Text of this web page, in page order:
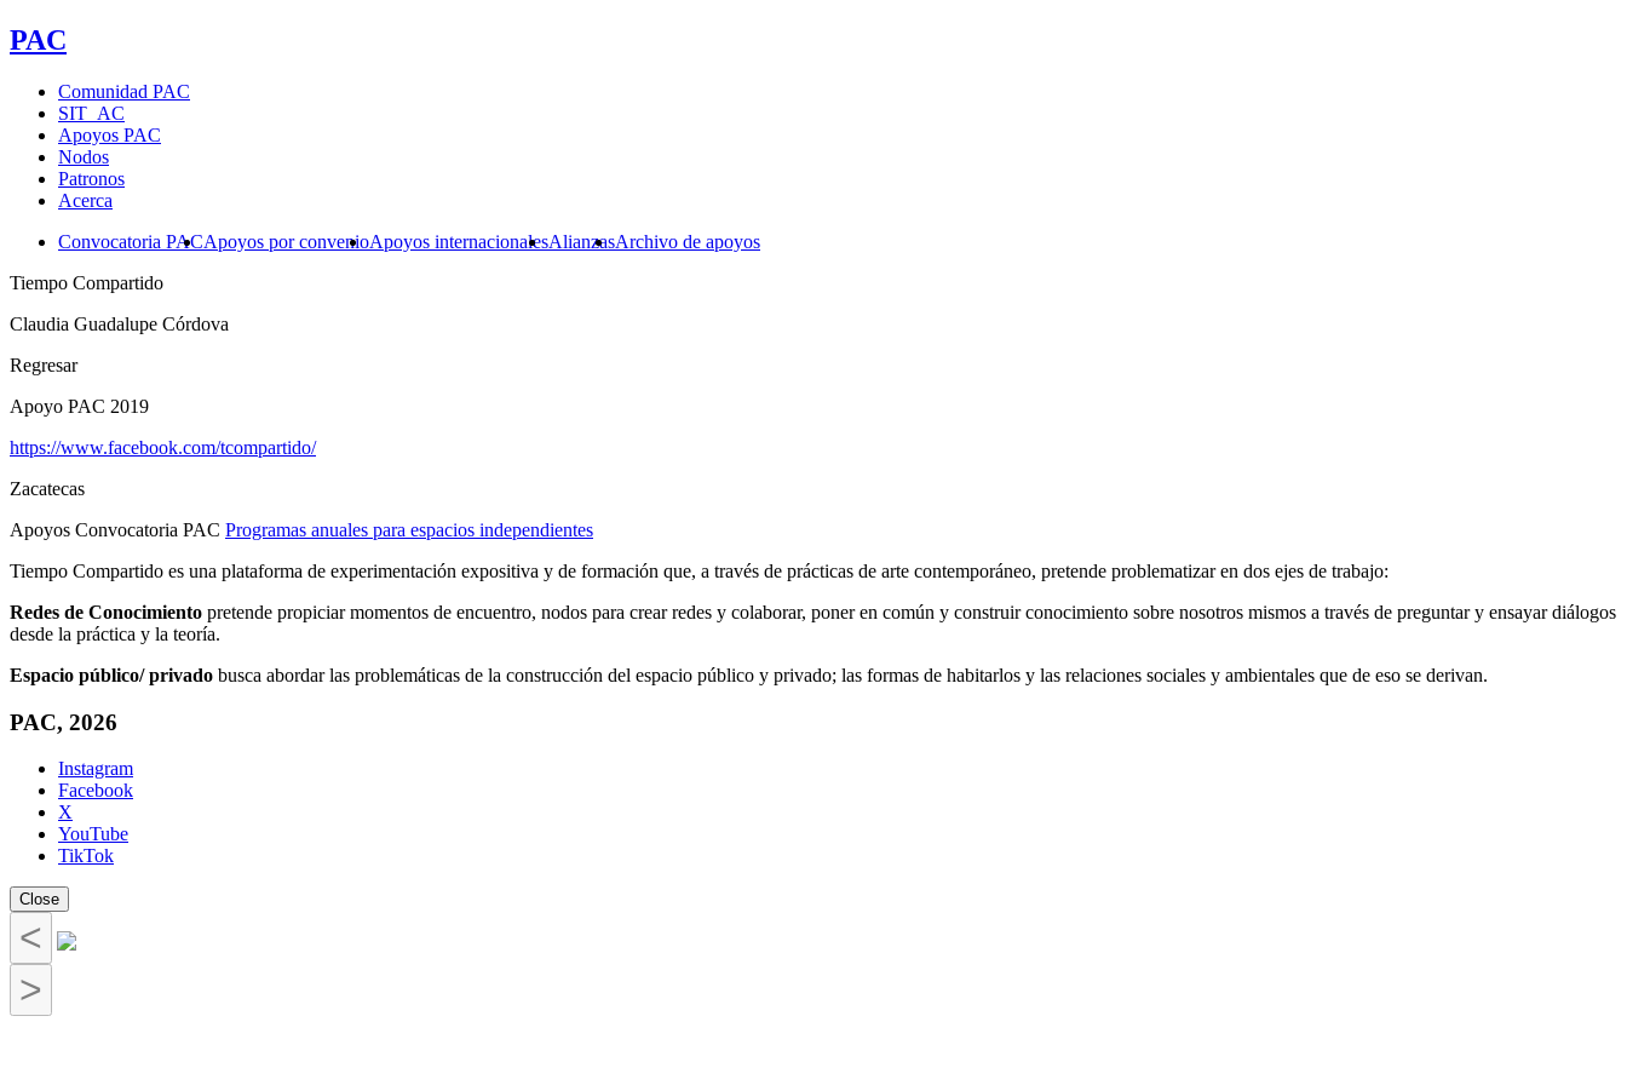
PAC
Comunidad PAC
SIT_AC
Apoyos PAC
Nodos
Patronos
Acerca
Convocatoria PACApoyos por convenioApoyos internacionalesAlianzasArchivo de apoyos
Tiempo Compartido
Claudia Guadalupe Córdova
Regresar
Apoyo PAC 2019
https://www.facebook.com/tcompartido/
Zacatecas
Apoyos Convocatoria PAC Programas anuales para espacios independientes
Tiempo Compartido es una plataforma de experimentación expositiva y de formación que, a través de prácticas de arte contemporáneo, pretende problematizar en dos ejes de trabajo:
Redes de Conocimiento pretende propiciar momentos de encuentro, nodos para crear redes y colaborar, poner en común y construir conocimiento sobre nosotros mismos a través de preguntar y ensayar diálogos
desde la práctica y la teoría.
Espacio público/ privado busca abordar las problemáticas de la construcción del espacio público y privado; las formas de habitarlos y las relaciones sociales y ambientales que de eso se derivan.
PAC, 2026
Instagram
Facebook
X
YouTube
TikTok
Close
<
>